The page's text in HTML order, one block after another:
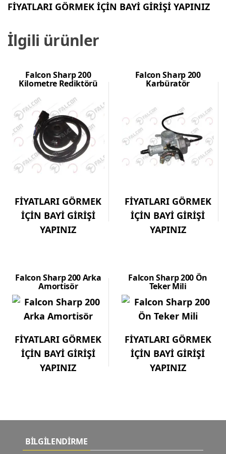
FİYATLARI GÖRMEK İÇİN BAYİ GİRİŞİ YAPINIZ
İlgili ürünler
Falcon Sharp 200
Kilometre Rediktörü
FİYATLARI GÖRMEK
İÇİN BAYİ GİRİŞİ
YAPINIZ
Falcon Sharp 200
Karbüratör
FİYATLARI GÖRMEK
İÇİN BAYİ GİRİŞİ
YAPINIZ
Falcon Sharp 200 Arka
Amortisör
FİYATLARI GÖRMEK
İÇİN BAYİ GİRİŞİ
YAPINIZ
Falcon Sharp 200 Ön
Teker Mili
FİYATLARI GÖRMEK
İÇİN BAYİ GİRİŞİ
YAPINIZ
BİLGİLENDİRME